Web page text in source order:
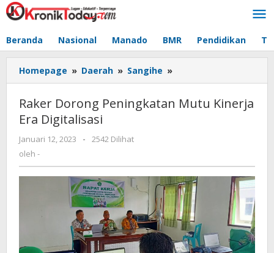
Lewati
ke
Beranda Nasional Manado BMR Pendidikan
Homepage » Daerah » Sangihe »
Dorong
Mutu
Raker Dorong Peningkatan Mutu Kinerja
Era Digitalisasi
Januari 12, 2023
oleh
-
2542 Dilihat
oleh -